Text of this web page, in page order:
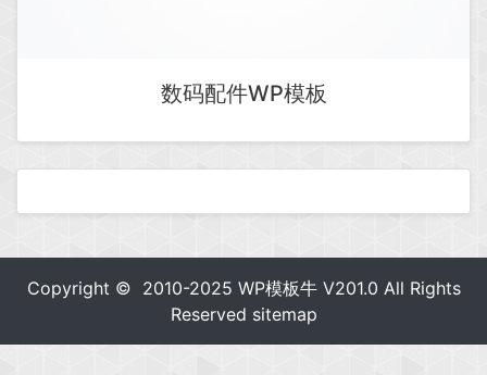
数码配件WP模板
Copyright © 2010-2025 WP模板牛V201.0 All Rights
Reserved sitemap